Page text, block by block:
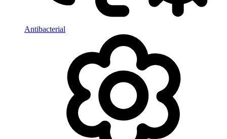
Antibacterial